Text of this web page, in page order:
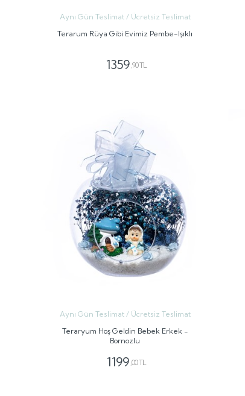
Aynı Gün Teslimat / Ücretsiz Teslimat
Terarum Rüya Gibi Evimiz Pembe-Işıklı
1359 ,90 TL
Aynı Gün Teslimat / Ücretsiz Teslimat
Teraryum Hoş Geldin Bebek Erkek -
Bornozlu
1199 ,00 TL